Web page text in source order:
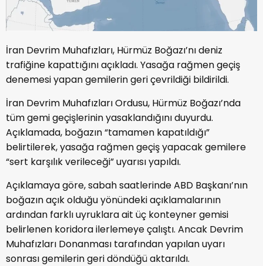
İran Devrim Muhafızları, Hürmüz Boğazı’nı deniz
trafiğine kapattığını açıkladı. Yasağa rağmen geçiş
denemesi yapan gemilerin geri çevrildiği bildirildi.
İran Devrim Muhafızları Ordusu, Hürmüz Boğazı’nda
tüm gemi geçişlerinin yasaklandığını duyurdu.
Açıklamada, boğazın “tamamen kapatıldığı”
belirtilerek, yasağa rağmen geçiş yapacak gemilere
“sert karşılık verileceği” uyarısı yapıldı.
Açıklamaya göre, sabah saatlerinde ABD Başkanı’nın
boğazın açık olduğu yönündeki açıklamalarının
ardından farklı uyruklara ait üç konteyner gemisi
belirlenen koridora ilerlemeye çalıştı. Ancak Devrim
Muhafızları Donanması tarafından yapılan uyarı
sonrası gemilerin geri döndüğü aktarıldı.